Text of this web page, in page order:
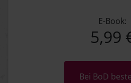
E-Book:
5,99
Bei BoD